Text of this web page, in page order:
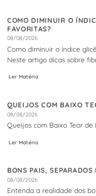
COMO DIMINUIR O
FAVORITAS?
08/08/2026
Como diminuir o índice
Neste artigo dicas sobre
Ler Matéria
QUEIJOS COM BAIXO
08/08/2026
Queijos com Baixo Teor de
Ler Matéria
BONS PAIS,
08/08/2026
Entenda a realidade dos